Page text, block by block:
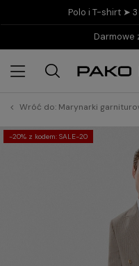
Polo i T-shirt ➤
Darmowe
Wróć do: Marynarki
-20% z kodem: SALE-20